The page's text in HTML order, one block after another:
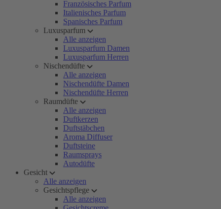
Französisches Parfum
Italienisches Parfum
Spanisches Parfum
Luxusparfum
Alle anzeigen
Luxusparfum Damen
Luxusparfum Herren
Nischendüfte
Alle anzeigen
Nischendüfte Damen
Nischendüfte Herren
Raumdüfte
Alle anzeigen
Duftkerzen
Duftstäbchen
Aroma Diffuser
Duftsteine
Raumsprays
Autodüfte
Gesicht
Alle anzeigen
Gesichtspflege
Alle anzeigen